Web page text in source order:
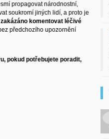
propagovat národnostní,
soukromí jiných lidí, a proto je
komentovat léčivé
předchozího upozornění
pokud potřebujete poradit,